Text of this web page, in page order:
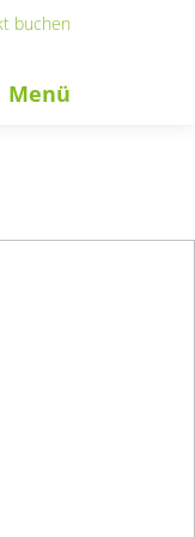
buchen
Menü